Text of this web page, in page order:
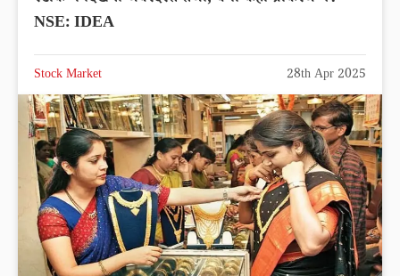
NSE: IDEA
Stock Market 28th Apr 2025